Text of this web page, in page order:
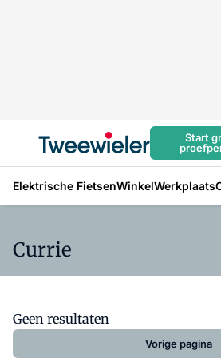
Start
Elektrische FietsenWinkelWerkplaats
Currie
Geen resultaten
Vorige pagina